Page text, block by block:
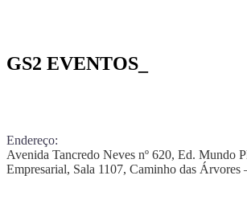
GS2 EVENTOS_
Endereço:
Avenida Tancredo Neves nº 620, Ed. Mundo
Empresarial, Sala 1107, Caminho das Árvores